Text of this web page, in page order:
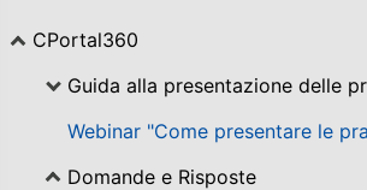
CPortal360
Guida alla presentazione delle
Domande e Risposte